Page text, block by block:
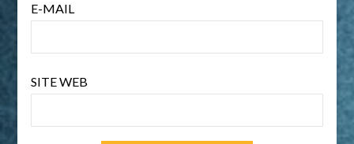
E-MAIL
SITE WEB